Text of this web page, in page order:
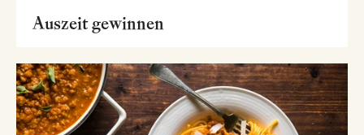
Auszeit gewinnen